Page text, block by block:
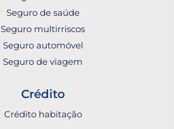
Seguro de saúde
Seguro multirriscos
Seguro automóvel
Seguro de viagem
Crédito
Crédito habitação